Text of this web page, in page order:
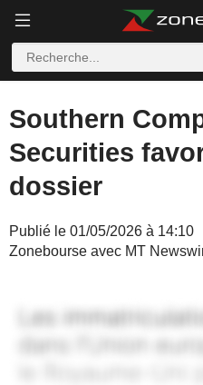
Southern
Securities
dossier
Publié le 01/05/2026 à 14:10
Zonebourse avec MT